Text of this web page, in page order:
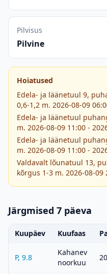
Pilvisus
Pilvine
Hoiatused
Edela- ja läänetuul 9,
0,6-1,2 m. 2026-08-09
Edela- ja läänetuul
m. 2026-08-09 11:00 -
Edela- ja läänetuul
m. 2026-08-09 11:00 -
Valdavalt lõunatuul 13,
kõrgus 1-3 m. 2026-08-09
Järgmised 7 päeva
Kuupäev Kuufaas
P, 9.8
Kahanev
noorkuu